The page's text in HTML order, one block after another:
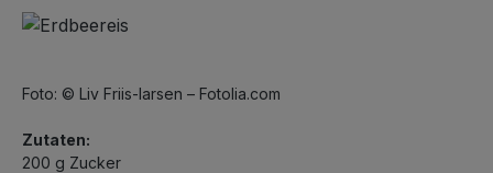
Foto: © Liv Friis-larsen – Fotolia.com
Zutaten:
200 g Zucker